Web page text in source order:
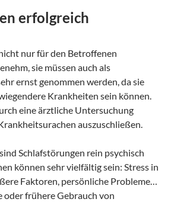
erfolgreich
nur für den Betroffenen
sie müssen auch als
ernst genommen werden, da sie
Krankheiten sein können.
eine ärztliche Untersuchung
auszuschließen.
Schlafstörungen rein psychisch
können sehr vielfältig sein: Stress in
Faktoren, persönliche Probleme…
oder frühere Gebrauch von